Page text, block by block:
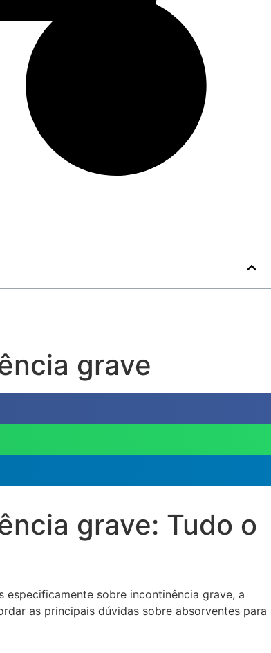
grave
grave: Tudo o
especificamente sobre incontinência grave, a
as principais dúvidas sobre absorventes para